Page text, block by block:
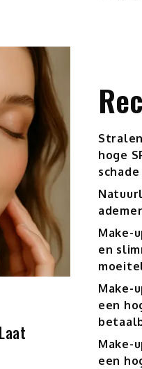
hoge
schade
Make-
en
Make-
een
Make-
een